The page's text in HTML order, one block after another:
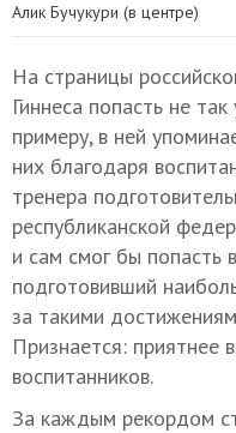
Алик Бучукури (в центре)
На страницы
Гиннеса попасть не
примеру, в ней
них благодаря
тренера
республиканской
и сам смог бы попасть
подготовивший
за такими
Признается: приятнее
воспитанников.
За каждым рекордом